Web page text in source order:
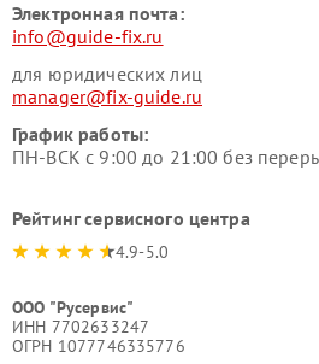
Электронная почта:
info@guide-fix.ru
для юридических лиц
manager@fix-guide.ru
График работы:
ПН-ВСК с 9:00 до 21:00 без
Рейтинг сервисного центра
4.9-5.0
ООО "Русервис"
ИНН 7702633247
ОГРН 1077746335776